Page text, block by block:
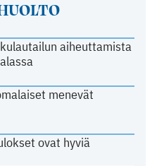
aiheuttamista
menevät
ovat hyviä